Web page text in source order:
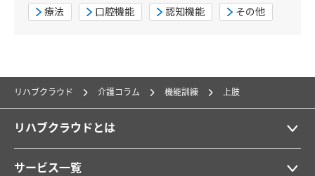
療法 口腔機能 認知機能 その他
リハブクラウド 介護コラム 機能訓練 上肢
リハブクラウドとは
サービス一覧